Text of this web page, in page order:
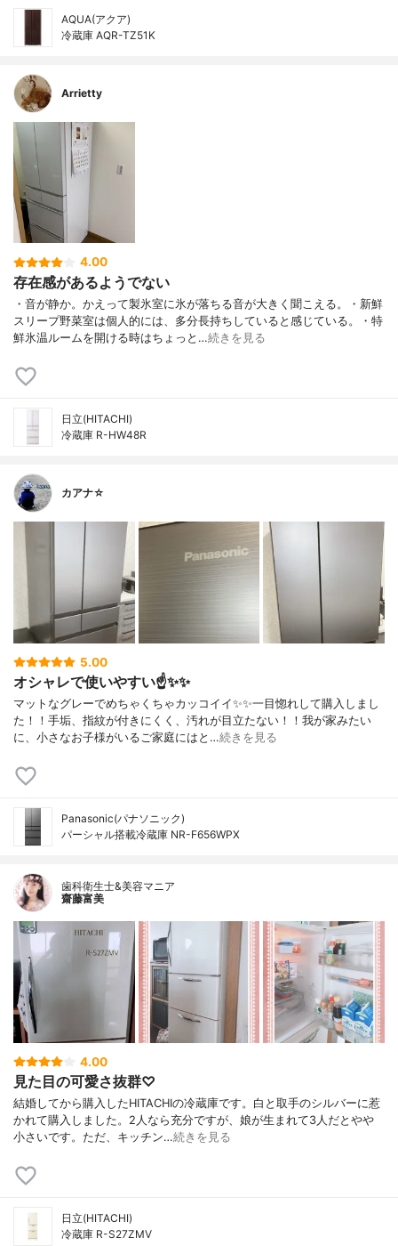
AQUA(アクア)
冷蔵庫 AQR-TZ51K
Arrietty
4.00
存在感があるようでない
・音が静か。かえって製氷室に氷が落ちる音が大きく聞こえる。・新鮮
スリープ野菜室は個人的には、多分長持ちしていると感じている。・特
鮮氷温ルームを開ける時はちょっと…続きを見る
日立(HITACHI)
冷蔵庫 R-HW48R
カアナ☆
5.00
オシャレで使いやすい☝️✨✨
マットなグレーでめちゃくちゃカッコイイ✨✨一目惚れして購入しまし
た！！手垢、指紋が付きにくく、汚れが目立たない！！我が家みたい
に、小さなお子様がいるご家庭にはと…続きを見る
Panasonic(パナソニック)
パーシャル搭載冷蔵庫 NR-F656WPX
歯科衛生士&美容マニア
齋藤富美
4.00
見た目の可愛さ抜群♡
結婚してから購入したHITACHIの冷蔵庫です。白と取手のシルバーに惹
かれて購入しました。2人なら充分ですが、娘が生まれて3人だとやや
小さいです。ただ、キッチン…続きを見る
日立(HITACHI)
冷蔵庫 R-S27ZMV